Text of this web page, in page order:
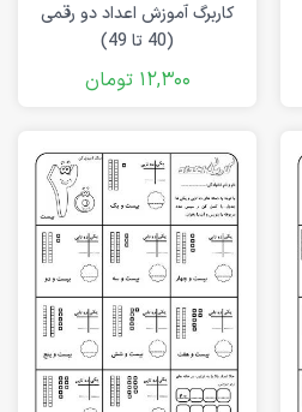
کاربرگ آموزش اعداد دو رقمی
(40 تا 49)
12,300 تومان